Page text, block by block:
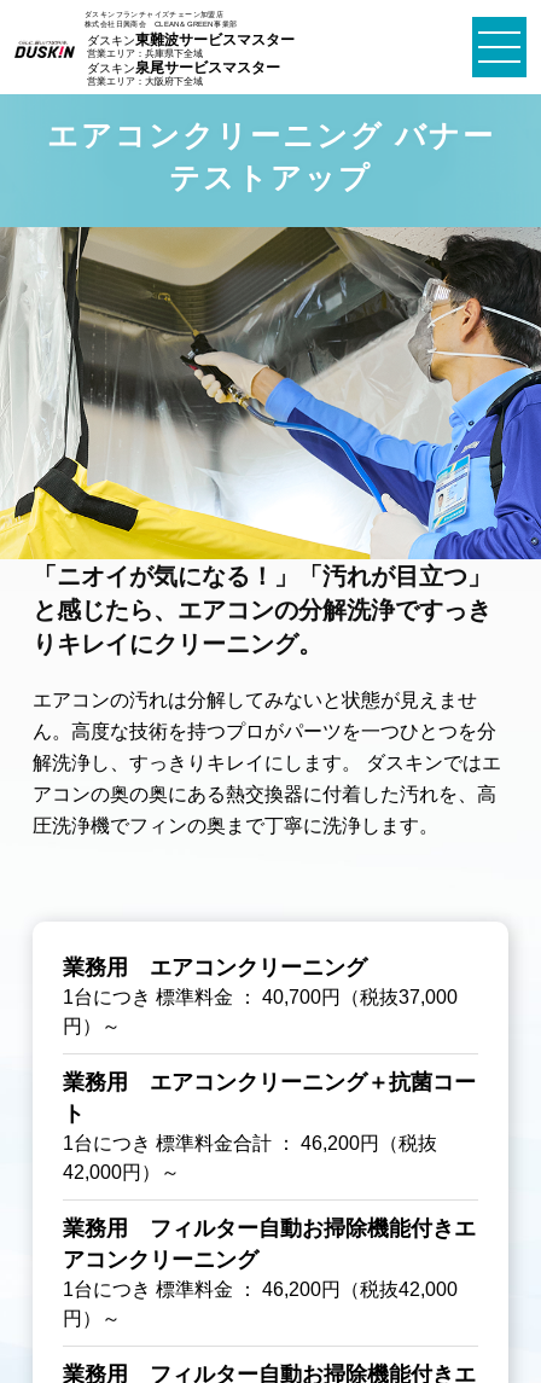
ン
キ
ッ
プ
ダスキンフランチャイズチェーン加盟店
株式会社日興商会 CLEAN＆GREEN事業部
ダスキン東難波サービスマスター
営業エリア：兵庫県下全域
ダスキン泉尾サービスマスター
営業エリア：大阪府下全域
メ
ニ
ュ
エアコンクリーニング バナー
テストアップ
「ニオイが気になる！」「汚れが目立つ」
と感じたら、エアコンの分解洗浄ですっき
りキレイにクリーニング。
エアコンの汚れは分解してみないと状態が見えませ
ん。高度な技術を持つプロがパーツを一つひとつを分
解洗浄し、すっきりキレイにします。 ダスキンではエ
アコンの奥の奥にある熱交換器に付着した汚れを、高
圧洗浄機でフィンの奥まで丁寧に洗浄します。
業務用 エアコンクリーニング
1台につき 標準料金 ： 40,700円（税抜37,000
円）～
業務用 エアコンクリーニング＋抗菌コー
ト
1台につき 標準料金合計 ： 46,200円（税抜
42,000円）～
業務用 フィルター自動お掃除機能付きエ
アコンクリーニング
1台につき 標準料金 ： 46,200円（税抜42,000
円）～
業務用 フィルター自動お掃除機能付きエ
ー